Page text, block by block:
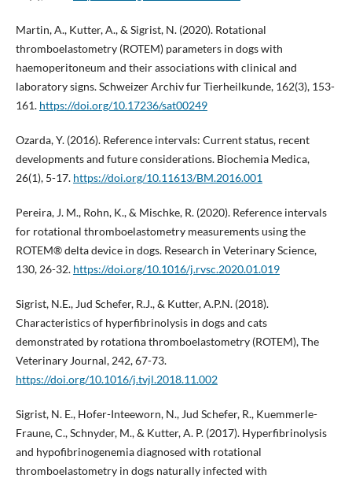
Martin, A., Kutter, A., & Sigrist, N. (2020). Rotational
thromboelastometry (ROTEM) parameters in dogs with
haemoperitoneum and their associations with clinical and
laboratory signs. Schweizer Archiv fur Tierheilkunde, 162(3), 153-
161. https://doi.org/10.17236/sat00249
Ozarda, Y. (2016). Reference intervals: Current status, recent
developments and future considerations. Biochemia Medica,
26(1), 5-17. https://doi.org/10.11613/BM.2016.001
Pereira, J. M., Rohn, K., & Mischke, R. (2020). Reference intervals
for rotational thromboelastometry measurements using the
ROTEM® delta device in dogs. Research in Veterinary Science,
130, 26-32. https://doi.org/10.1016/j.rvsc.2020.01.019
Sigrist, N.E., Jud Schefer, R.J., & Kutter, A.P.N. (2018).
Characteristics of hyperfibrinolysis in dogs and cats
demonstrated by rotationa thromboelastometry (ROTEM), The
Veterinary Journal, 242, 67-73.
https://doi.org/10.1016/j.tvjl.2018.11.002
Sigrist, N. E., Hofer-Inteeworn, N., Jud Schefer, R., Kuemmerle-
Fraune, C., Schnyder, M., & Kutter, A. P. (2017). Hyperfibrinolysis
and hypofibrinogenemia diagnosed with rotational
thromboelastometry in dogs naturally infected with